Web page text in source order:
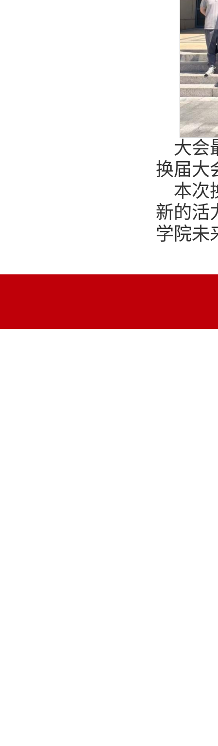
大会
换届大
本次
新的活
学院未